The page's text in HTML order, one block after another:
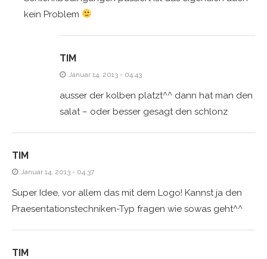
kein Problem
TIM
Januar 14, 2013 - 04:43
ausser der kolben platzt^^ dann hat man den
salat – oder besser gesagt den schlonz
TIM
Januar 14, 2013 - 04:37
Super Idee, vor allem das mit dem Logo! Kannst ja den
Praesentationstechniken-Typ fragen wie sowas geht^^
TIM